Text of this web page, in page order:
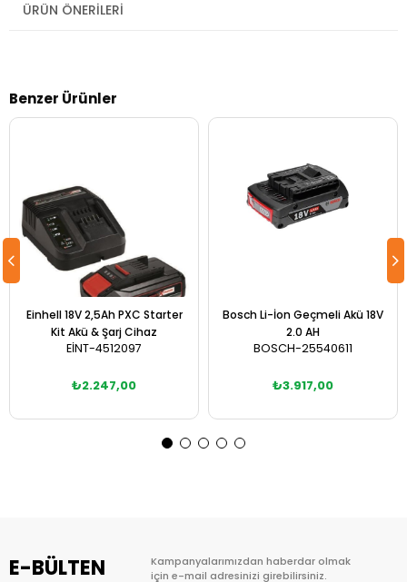
ÜRÜN ÖNERILERI
Benzer Ürünler
Einhell 18V 2,5Ah PXC Starter
Kit Akü & Şarj Cihaz
EİNT-4512097
₺2.247,00
Bosch Li-İon Geçmeli Akü 18V
2.0 AH
BOSCH-25540611
₺3.917,00
E-BÜLTEN
Kampanyalarımızdan haberdar olmak
için e-mail adresinizi girebilirsiniz.